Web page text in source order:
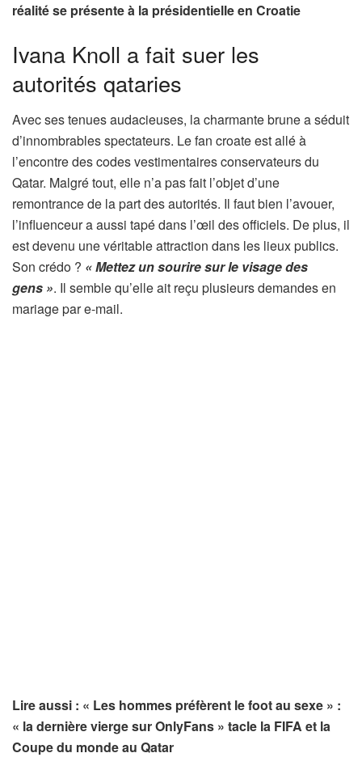
réalité se présente à la présidentielle en Croatie
Ivana Knoll a fait suer les
autorités qataries
Avec ses tenues audacieuses, la charmante brune a séduit
d’innombrables spectateurs. Le fan croate est allé à
l’encontre des codes vestimentaires conservateurs du
Qatar. Malgré tout, elle n’a pas fait l’objet d’une
remontrance de la part des autorités. Il faut bien l’avouer,
l’influenceur a aussi tapé dans l’œil des officiels. De plus, il
est devenu une véritable attraction dans les lieux publics.
Son crédo ? « Mettez un sourire sur le visage des
gens ». Il semble qu’elle ait reçu plusieurs demandes en
mariage par e-mail.
Lire aussi : « Les hommes préfèrent le foot au sexe » :
« la dernière vierge sur OnlyFans » tacle la FIFA et la
Coupe du monde au Qatar